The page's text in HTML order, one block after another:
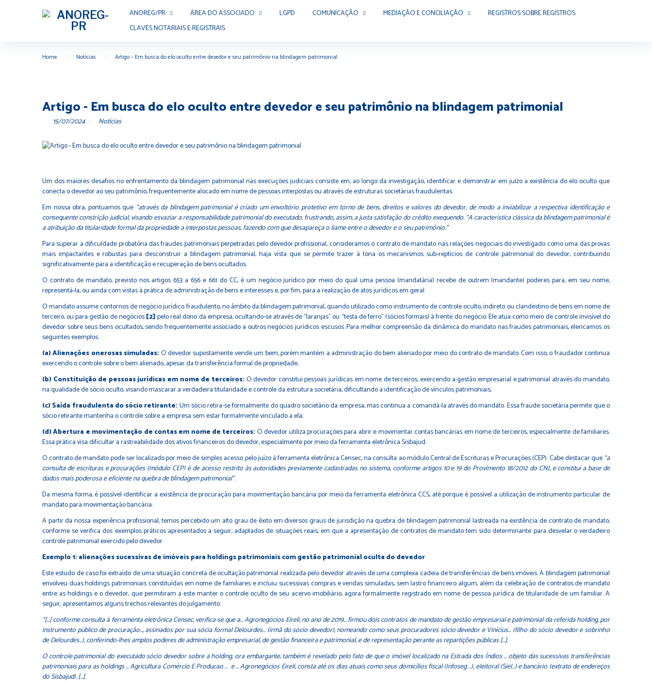
ANOREG/PR ÁREA DO ASSOCIADO LGPD COMUNICAÇÃO MEDIAÇÃO E CONCILIAÇÃO
REGISTROS SOBRE REGISTROS
CLAVES NOTARIAIS E REGISTRAIS
Home Notícias Artigo – Em busca do elo oculto entre devedor e seu patrimônio na blindagem patrimonial
Artigo - Em busca do elo oculto entre devedor e seu patrimônio na blindagem patrimonial
15/07/2024 Notícias
Um dos maiores desafios no enfrentamento da blindagem patrimonial nas execuções judiciais consiste em, ao longo da investigação, identificar e demonstrar em juízo a existência do elo oculto que
conecta o devedor ao seu patrimônio, frequentemente alocado em nome de pessoas interpostas ou através de estruturas societárias fraudulentas.
Em nossa obra, pontuamos que “através da blindagem patrimonial é criado um envoltório protetivo em torno de bens, direitos e valores do devedor, de modo a inviabilizar a respectiva identificação e
consequente constrição judicial, visando esvaziar a responsabilidade patrimonial do executado, frustrando, assim, a justa satisfação do crédito exequendo. “A característica clássica da blindagem patrimonial é
a atribuição da titularidade formal da propriedade a interpostas pessoas, fazendo com que desapareça o liame entre o devedor e o seu patrimônio.”
Para superar a dificuldade probatória das fraudes patrimoniais perpetradas pelo devedor profissional, consideramos o contrato de mandato nas relações negociais do investigado como uma das provas
mais impactantes e robustas para desconstruir a blindagem patrimonial, haja vista que se permite trazer à tona os mecanismos sub-reptícios de controle patrimonial do devedor, contribuindo
significativamente para a identificação e recuperação de bens ocultados.
O contrato de mandato, previsto nos artigos 653 a 656 e 661 do CC, é um negócio jurídico por meio do qual uma pessoa (mandatária) recebe de outrem (mandante) poderes para, em seu nome,
representá-la, ou ainda com vistas à prática de administração de bens e interesses e, por fim, para a realização de atos jurídicos em geral.
O mandato assume contornos de negócio jurídico fraudulento, no âmbito da blindagem patrimonial, quando utilizado como instrumento de controle oculto, indireto ou clandestino de bens em nome de
terceiro, ou para gestão de negócios[2]pelo real dono da empresa, ocultando-se através de “laranjas” ou “testa de ferro” (sócios formais) à frente do negócio. Ele atua como meio de controle invisível do
devedor sobre seus bens ocultados, sendo frequentemente associado a outros negócios jurídicos escusos. Para melhor compreensão da dinâmica do mandato nas fraudes patrimoniais, elencamos os
seguintes exemplos:
(a) Alienações onerosas simuladas:O devedor supostamente vende um bem, porém mantém a administração do bem alienado por meio do contrato de mandato. Com isso, o fraudador continua
exercendo o controle sobre o bem alienado, apesar da transferência formal de propriedade;
(b) Constituição de pessoas jurídicas em nome de terceiros:O devedor constitui pessoas jurídicas em nome de terceiros, exercendo a gestão empresarial e patrimonial através do mandato,
na qualidade de sócio oculto, visando mascarar a verdadeira titularidade e controle da estrutura societária, dificultando a identificação de vínculos patrimoniais;
(c) Saída fraudulenta do sócio retirante:Um sócio retira-se formalmente do quadro societário da empresa, mas continua a comandá-la através do mandato. Essa fraude societária permite que o
sócio retirante mantenha o controle sobre a empresa sem estar formalmente vinculado a ela;
(d) Abertura e movimentação de contas em nome de terceiros:O devedor utiliza procurações para abrir e movimentar contas bancárias em nome de terceiros, especialmente de familiares.
Essa prática visa dificultar a rastreabilidade dos ativos financeiros do devedor, especialmente por meio da ferramenta eletrônica Sisbajud.
O contrato de mandato pode ser localizado por meio de simples acesso pelo juízo à ferramenta eletrônica Censec, na consulta ao módulo Central de Escrituras e Procurações (CEP). Cabe destacar que “a
consulta de escrituras e procurações (módulo CEP) é de acesso restrito às autoridades previamente cadastradas no sistema, conforme artigos 10 e 19 do Provimento 18/2012 do CNJ, e constitui a base de
dados mais poderosa e eficiente na quebra de blindagem patrimonial”.
Da mesma forma, é possível identificar a existência de procuração para movimentação bancária por meio da ferramenta eletrônica CCS, até porque é possível a utilização de instrumento particular de
mandato para movimentação bancária.
A partir da nossa experiência profissional, temos percebido um alto grau de êxito em diversos graus de jurisdição na quebra de blindagem patrimonial lastreada na existência de contrato de mandato,
conforme se verifica dos exemplos práticos apresentados a seguir, adaptados de situações reais, em que a apresentação de contratos de mandato tem sido determinante para desvelar o verdadeiro
controle patrimonial exercido pelo devedor.
Exemplo 1: alienações sucessivas de imóveis para holdings patrimoniais com gestão patrimonial oculta do devedor
Este estudo de caso foi extraído de uma situação concreta de ocultação patrimonial realizada pelo devedor através de uma complexa cadeia de transferências de bens imóveis. A blindagem patrimonial
envolveu duas holdings patrimoniais constituídas em nome de familiares e incluiu sucessivas compras e vendas simuladas, sem lastro financeiro algum, além da celebração de contratos de mandato
entre as holdings e o devedor, que permitiram a este manter o controle oculto de seu acervo imobiliário, agora formalmente registrado em nome de pessoa jurídica de titularidade de um familiar. A
seguir, apresentamos alguns trechos relevantes do julgamento:
“[…] conforme consulta à ferramenta eletrônica Censec, verifica-se que a… Agronegócios Eireli, no ano de 2019… firmou dois contratos de mandato de gestão empresarial e patrimonial da referida holding, por
instrumento público de procuração…, assinados por sua sócia formal Delourdes… (irmã do sócio devedor), nomeando como seus procuradores sócio devedor e Vinícius… (filho do sócio devedor e sobrinho
de Delourdes…), conferindo-lhes amplos poderes de administração empresarial, de gestão financeira e patrimonial, e de representação perante as repartições públicas […].
O controle patrimonial do executado sócio devedor sobre a holding, ora embargante, também é revelado pelo fato de que o imóvel localizado na Estrada dos Índios … objeto das sucessivas transferências
patrimoniais para as holdings … Agricultura Comércio E Producao … e … Agronegócios Eireli, consta até os dias atuais como seus domicílios fiscal (Infoseg …), eleitoral (Siel…) e bancário (extrato de endereços
do Sisbajud). […].